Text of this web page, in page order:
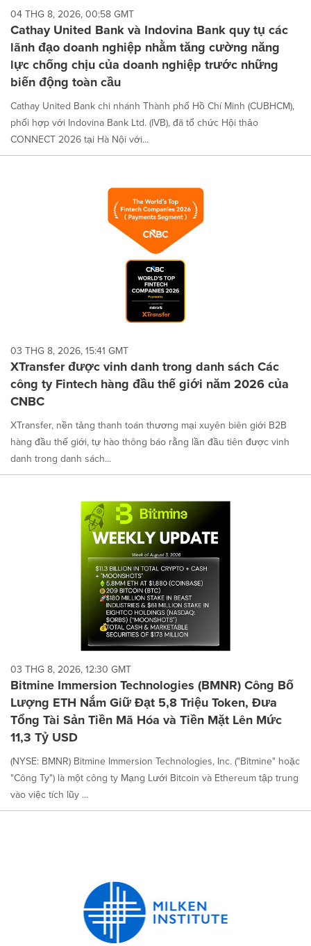
04 THG 8, 2026, 00:58 GMT
Cathay United Bank và Indovina Bank quy tụ các
lãnh đạo doanh nghiệp nhằm tăng cường năng
lực chống chịu của doanh nghiệp trước những
biến động toàn cầu
Cathay United Bank chi nhánh Thành phố Hồ Chí Minh (CUBHCM),
phối hợp với Indovina Bank Ltd. (IVB), đã tổ chức Hội thảo
CONNECT 2026 tại Hà Nội với...
03 THG 8, 2026, 15:41 GMT
XTransfer được vinh danh trong danh sách Các
công ty Fintech hàng đầu thế giới năm 2026 của
CNBC
XTransfer, nền tảng thanh toán thương mại xuyên biên giới B2B
hàng đầu thế giới, tự hào thông báo rằng lần đầu tiên được vinh
danh trong danh sách...
03 THG 8, 2026, 12:30 GMT
Bitmine Immersion Technologies (BMNR) Công Bố
Lượng ETH Nắm Giữ Đạt 5,8 Triệu Token, Đưa
Tổng Tài Sản Tiền Mã Hóa và Tiền Mặt Lên Mức
11,3 Tỷ USD
(NYSE: BMNR) Bitmine Immersion Technologies, Inc. ("Bitmine" hoặc
"Công Ty") là một công ty Mạng Lưới Bitcoin và Ethereum tập trung
vào việc tích lũy ...